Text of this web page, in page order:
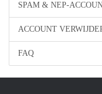
SPAM & NEP-
ACCOUNT
FAQ